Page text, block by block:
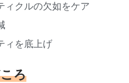
ィクルの欠如をケア
ィを底上げ
ろ